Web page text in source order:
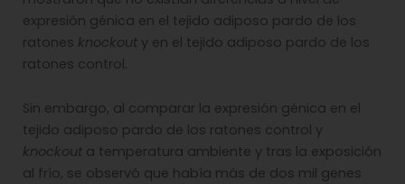
expresión génica en el tejido adiposo pardo de los
ratones knockout y en el tejido adiposo pardo de los
ratones control.
Sin embargo, al comparar la expresión génica en el
tejido adiposo pardo de los ratones control y
knockout a temperatura ambiente y tras la exposición
al frío, se observó que había más de dos mil genes